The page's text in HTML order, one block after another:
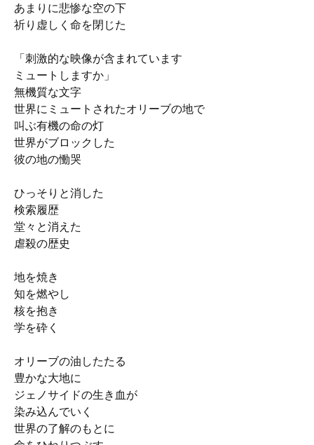
あまりに悲惨な空の下
祈り虚しく命を閉じた
「刺激的な映像が含まれています
ミュートしますか」
無機質な文字
世界にミュートされたオリーブの地で
叫ぶ有機の命の灯
世界がブロックした
彼の地の慟哭
ひっそりと消した
検索履歴
堂々と消えた
虐殺の歴史
地を焼き
知を燃やし
核を抱き
学を砕く
オリーブの油したたる
豊かな大地に
ジェノサイドの生き血が
染み込んでいく
世界の了解のもとに